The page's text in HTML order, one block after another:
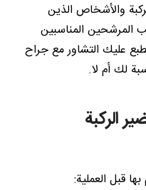
والأشخاص الذين
المرشحين المناسبين
عليك التشاور مع جراح
لك أم لا.
الركبة
قبل العملية: